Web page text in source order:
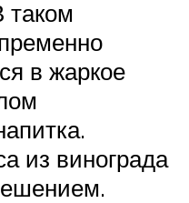
таком
в жаркое
из винограда